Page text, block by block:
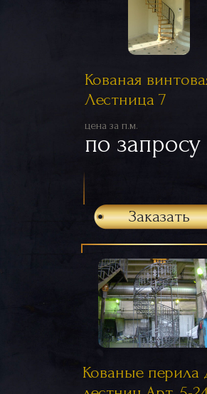
Кованая
Лестница 7
цена за п.м.
по запросу
Заказать
Кованые перила